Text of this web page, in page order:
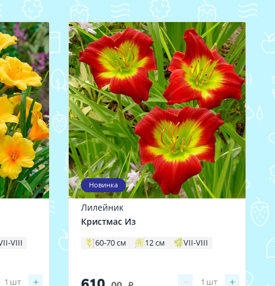
VIII
+
1 шт
Новинка
Лилейник
Кристмас Из
60-70 см 12 см VII-VIII
− +
1 шт